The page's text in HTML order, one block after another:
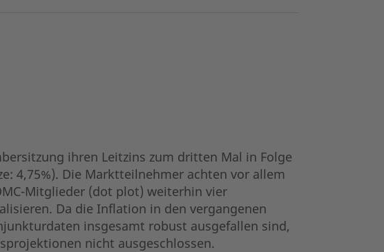
ihren Leitzins zum dritten Mal in Folge
4,75%). Die Marktteilnehmer achten vor allem
Mitglieder (dot plot) weiterhin vier
Da die Inflation in den vergangenen
insgesamt robust ausgefallen sind,
nicht ausgeschlossen.